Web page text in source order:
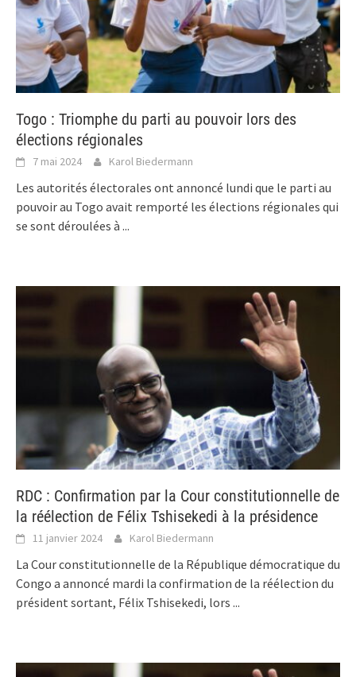
Togo : Triomphe du parti au pouvoir lors des
élections régionales
7 mai 2024 Karol Biedermann
Les autorités électorales ont annoncé lundi que le parti au
pouvoir au Togo avait remporté les élections régionales qui
se sont déroulées à ...
RDC : Confirmation par la Cour constitutionnelle de
la réélection de Félix Tshisekedi à la présidence
11 janvier 2024 Karol Biedermann
La Cour constitutionnelle de la République démocratique du
Congo a annoncé mardi la confirmation de la réélection du
président sortant, Félix Tshisekedi, lors ...